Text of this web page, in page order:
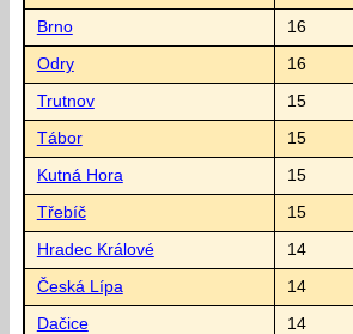
Brno 16
Odry 16
Trutnov 15
Tábor 15
Kutná Hora 15
Třebíč 15
Hradec Králové 14
Česká Lípa 14
Dačice 14